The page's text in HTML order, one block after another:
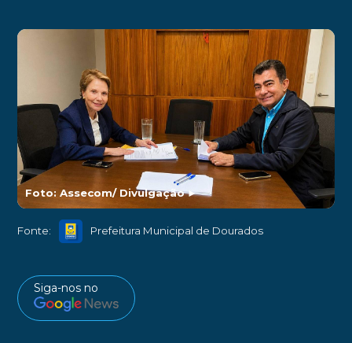
Foto: Assecom/ Divulgação►
Fonte: Prefeitura Municipal de Dourados
Siga-nos no